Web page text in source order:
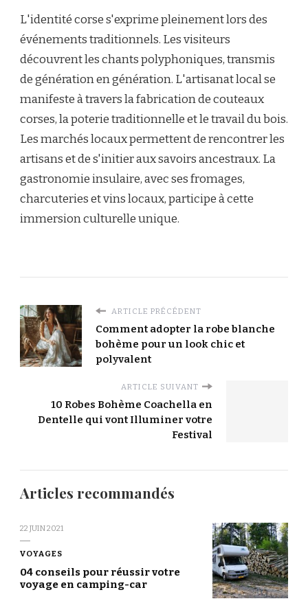
L'identité corse s'exprime pleinement lors des
événements traditionnels. Les visiteurs
découvrent les chants polyphoniques, transmis
de génération en génération. L'artisanat local se
manifeste à travers la fabrication de couteaux
corses, la poterie traditionnelle et le travail du bois.
Les marchés locaux permettent de rencontrer les
artisans et de s'initier aux savoirs ancestraux. La
gastronomie insulaire, avec ses fromages,
charcuteries et vins locaux, participe à cette
immersion culturelle unique.
ARTICLE PRÉCÉDENT
Comment adopter la robe blanche
bohème pour un look chic et
polyvalent
ARTICLE SUIVANT
10 Robes Bohème Coachella en
Dentelle qui vont Illuminer votre
Festival
Articles recommandés
22 JUIN 2021
VOYAGES
04 conseils pour réussir votre
voyage en camping-car